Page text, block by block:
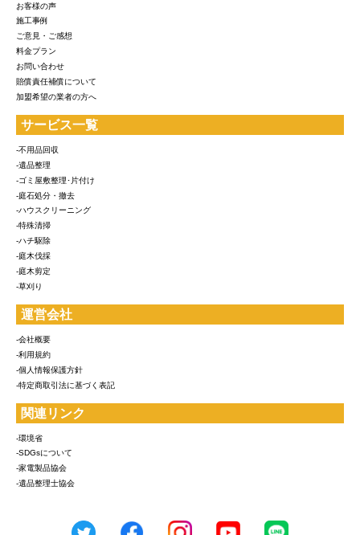
お客様の声
施工事例
ご意見・ご感想
料金プラン
お問い合わせ
賠償責任補償について
加盟希望の業者の方へ
サービス一覧
-不用品回収
-遺品整理
-ゴミ屋敷整理･片付け
-庭石処分・撤去
-ハウスクリーニング
-特殊清掃
-ハチ駆除
-庭木伐採
-庭木剪定
-草刈り
運営会社
-会社概要
-利用規約
-個人情報保護方針
-特定商取引法に基づく表記
関連リンク
-環境省
-SDGsについて
-家電製品協会
-遺品整理士協会